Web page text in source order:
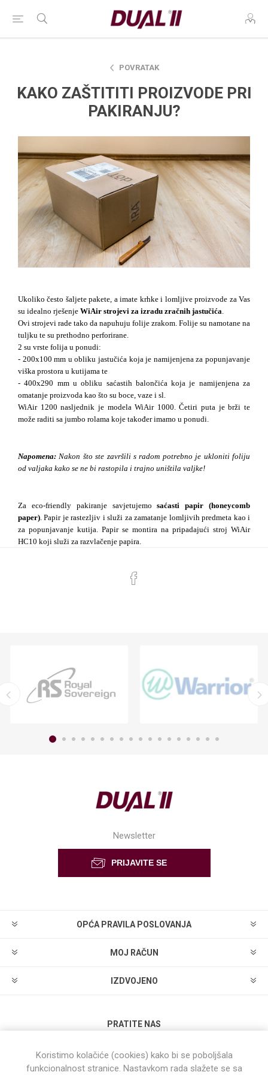
POVRATAK
KAKO ZAŠTITITI PROIZVODE PRI
PAKIRANJU?
Ukoliko često šaljete pakete, a imate krhke i lomljive proizvode za Vas
su idealno rješenje WiAir strojevi za izradu zračnih jastučića
Ovi strojevi rade tako da napuhuju folije zrakom. Folije su namotane na
tuljku te su prethodno perforirane.
2 su vrste folija u ponudi:
- 200x100 mm u obliku jastučića koja je namijenjena za popunjavanje
viška prostora u kutijama te
- 400x290 mm u obliku saćastih balončića koja je namijenjena za
omatanje proizvoda kao što su boce, vaze i sl.
WiAir 1200 nasljednik je modela WiAir 1000. Četiri puta je brži te
može raditi sa jumbo rolama koje također imamo u ponudi.
Napomena: Nakon što ste završili s radom potrebno je ukloniti foliju
od valjaka kako se ne bi rastopila i trajno uništila valjke!
Za eco-friendly pakiranje savjetujemo saćasti papir (honeycomb
paper) . Papir je rastezljiv i služi za zamatanje lomljivih predmeta kao i
za popunjavanje kutija. Papir se montira na pripadajući stroj WiAir
HC10 koji služi za razvlačenje papira.
Newsletter
OPĆA PRAVILA POSLOVANJA
MOJ RAČUN
IZDVOJENO
PRATITE NAS
Koristimo kolačiće (cookies) kako bi se poboljšala
funkcionalnost stranice. Nastavkom rada slažete se sa